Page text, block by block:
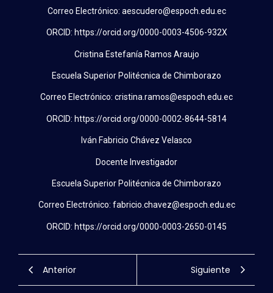
Correo Electrónico: aescudero@espoch.edu.ec
ORCID: https://orcid.org/0000-0003-4506-932X
Cristina Estefanía Ramos Araujo
Escuela Superior Politécnica de Chimborazo
Correo Electrónico: cristina.ramos@espoch.edu.ec
ORCID: https://orcid.org/0000-0002-8644-5814
Iván Fabricio Chávez Velasco
Docente Investigador
Escuela Superior Politécnica de Chimborazo
Correo Electrónico: fabricio.chavez@espoch.edu.ec
ORCID: https://orcid.org/0000-0003-2650-0145
Anterior Siguiente